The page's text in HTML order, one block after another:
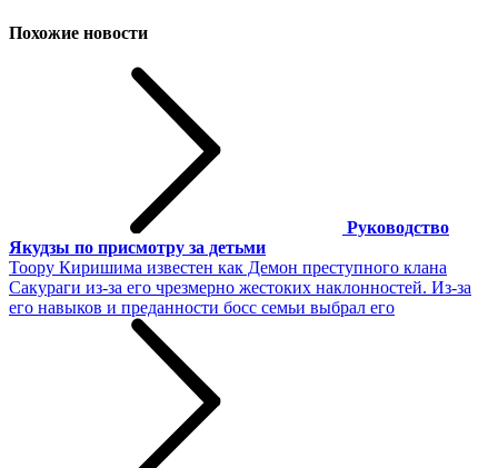
Похожие новости
Руководство
Якудзы по присмотру за детьми
Тоору Киришима известен как Демон преступного клана
Сакураги из-за его чрезмерно жестоких наклонностей. Из-за
его навыков и преданности босс семьи выбрал его